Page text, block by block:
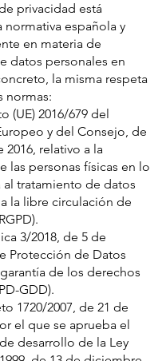
privacidad está
normativa española y
en materia de
datos personales en
la misma respeta
normas:
(UE) 2016/679 del
y del Consejo, de
2016, relativo a la
las personas físicas en lo
al tratamiento de datos
la libre circulación de
3/2018, de 5 de
Protección de Datos
de los derechos
GDD).
1720/2007, de 21 de
el que se aprueba el
desarrollo de la Ley